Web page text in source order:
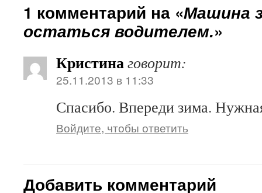
1 комментарий на «Машина
остаться водителем.»
Кристинаговорит:
25.11.2013 в 11:33
Спасибо. Впереди зима.
Войдите, чтобы ответить
Добавить комментарий